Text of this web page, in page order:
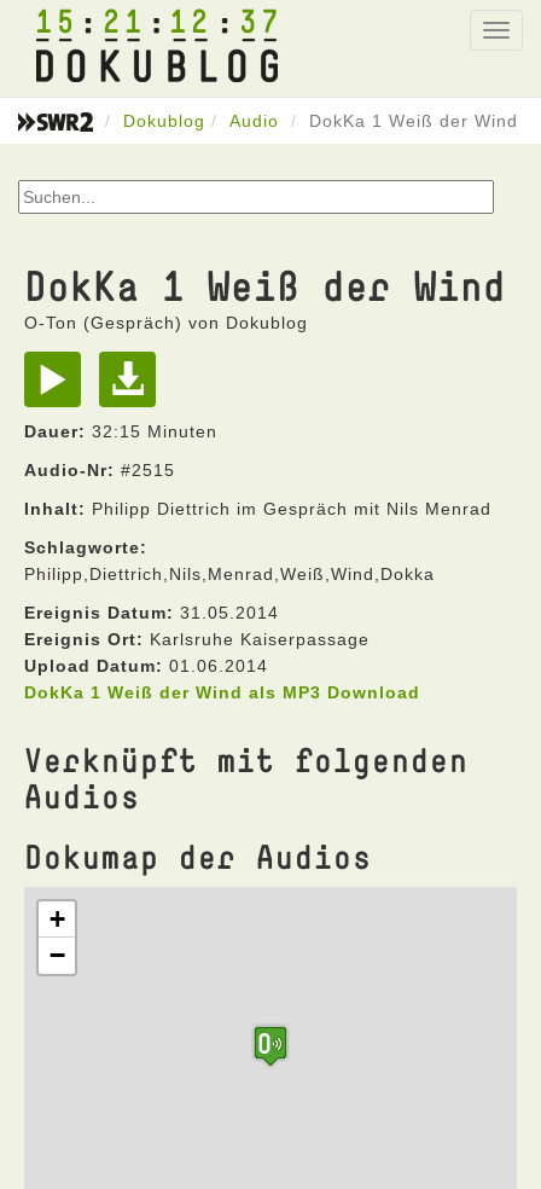
15 21 12 37
Dokublog Audio DokKa 1 Weiß der Wind
DokKa 1 Weiß der Wind
O-Ton (Gespräch) von Dokublog
Dauer: 32:15 Minuten
Audio-Nr: #2515
Inhalt: Philipp Diettrich im Gespräch mit Nils Menrad
Schlagworte:
Philipp,Diettrich,Nils,Menrad,Weiß,Wind,Dokka
Ereignis Datum: 31.05.2014
Ereignis Ort: Karlsruhe Kaiserpassage
Upload Datum: 01.06.2014
DokKa 1 Weiß der Wind als MP3 Download
Verknüpft mit folgenden
Audios
Dokumap der Audios